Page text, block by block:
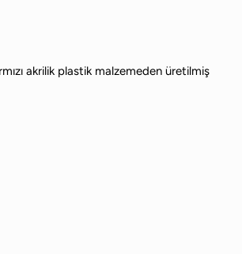
akrilik plastik malzemeden üretilmiş